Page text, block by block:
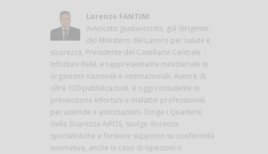
Lorenzo FANTINI
Avvocato giuslavorista, già dirigente
del Ministero del Lavoro per salute e
sicurezza, Presidente del Casellario Centrale
Infortuni INAIL e rappresentante ministeriale in
organismi nazionali e internazionali. Autore di
oltre 100 pubblicazioni, è oggi consulente in
prevenzione infortuni e malattie professionali
per aziende e associazioni. Dirige i Quaderni
della Sicurezza AiFOS, svolge docenze
specialistiche e fornisce supporto su conformità
normativa, anche in caso di ispezioni o